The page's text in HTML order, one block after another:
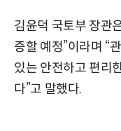
김윤덕 국토부 장관
증할 예정”이라며 “
있는 안전하고 편리
다”고 말했다.